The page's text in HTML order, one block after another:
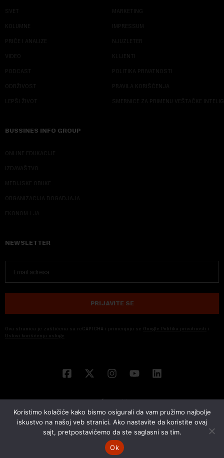
SVET
KOLUMNE
PRIČE I ANALIZE
VIDEO
PODCAST
ODRŽIVOST
LEPŠI ŽIVOT
MARKETING
IMPRESSUM
NJUZLETER
KLIJENTI
POLITIKA PRIVATNOSTI
PRAVILA KORIŠĆENJA
SMERNICE ZA PRIMENU VEŠTAČKE
BUSSINES INFO GROUP
ONLINE EDUKACIJE
IZDAVAŠTVO
MEDIJSKE OBUKE
ORGANIZACIJA DOGADJAJA
EKONOM I JA
NEWSLETTER
PRIJAVITE SE
Ova stranica je zaštićena sa reCAPTCHA i primenjuju se Google Politika privatnosti i
Uslovi korišćenja usluge
© 2026 NOVA EKONOMIJA | SVA PRAVA ZADŽANA | DEVELOPED BY
Koristimo kolačiće kako bismo osigurali da vam pružimo najbolje
iskustvo na našoj veb stranici. Ako nastavite da koristite ovaj
sajt, pretpostavićemo da ste saglasni sa tim.
Ok